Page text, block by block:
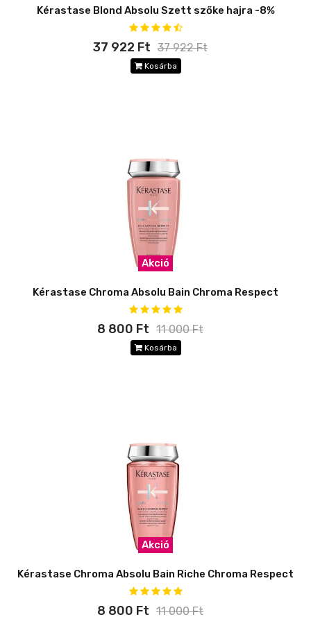
Kérastase Blond Absolu Szett szőke hajra -8%
37 922 Ft 37 922 Ft
Kosárba
Akció
Kérastase Chroma Absolu Bain Chroma Respect
8 800 Ft 11 000 Ft
Kosárba
Akció
Kérastase Chroma Absolu Bain Riche Chroma Respect
8 800 Ft 11 000 Ft